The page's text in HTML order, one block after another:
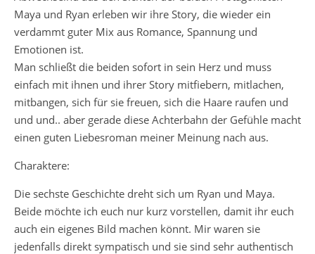
Maya und Ryan erleben wir ihre Story, die wieder ein
verdammt guter Mix aus Romance, Spannung und
Emotionen ist.
Man schließt die beiden sofort in sein Herz und muss
einfach mit ihnen und ihrer Story mitfiebern, mitlachen,
mitbangen, sich für sie freuen, sich die Haare raufen und
und und.. aber gerade diese Achterbahn der Gefühle macht
einen guten Liebesroman meiner Meinung nach aus.
Charaktere:
Die sechste Geschichte dreht sich um Ryan und Maya.
Beide möchte ich euch nur kurz vorstellen, damit ihr euch
auch ein eigenes Bild machen könnt. Mir waren sie
jedenfalls direkt sympatisch und sie sind sehr authentisch